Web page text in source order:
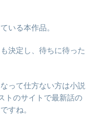
いる本作品。
決定し、待ちに待った
って仕方ない方は小説
トのサイトで最新話の
すね。